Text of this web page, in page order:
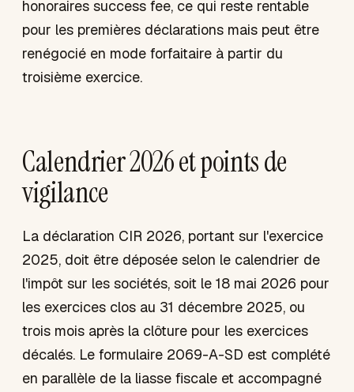
honoraires success fee, ce qui reste rentable
pour les premières déclarations mais peut être
renégocié en mode forfaitaire à partir du
troisième exercice.
Calendrier 2026 et points de
vigilance
La déclaration CIR 2026, portant sur l'exercice
2025, doit être déposée selon le calendrier de
l'impôt sur les sociétés, soit le 18 mai 2026 pour
les exercices clos au 31 décembre 2025, ou
trois mois après la clôture pour les exercices
décalés. Le formulaire 2069-A-SD est complété
en parallèle de la liasse fiscale et accompagné